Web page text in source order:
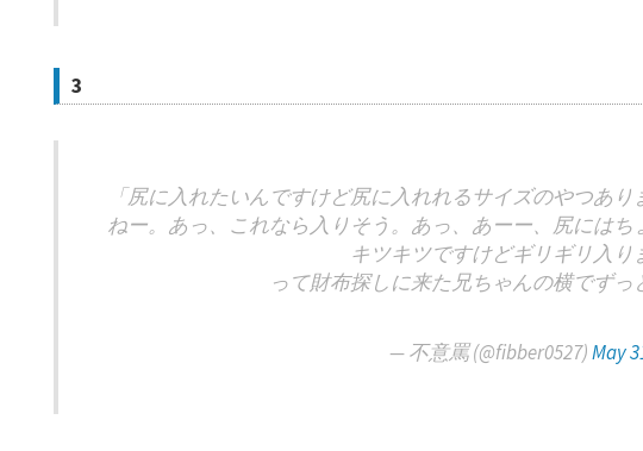
3
「尻に入れたいんですけど尻に入れれるサイズのやつあ
ねー。あっ、これなら入りそう。あっ、あーー、尻にはち
キツキツですけどギリギリ入り
って財布探しに来た兄ちゃんの横でず
— 不意罵 (@fibber0527)May